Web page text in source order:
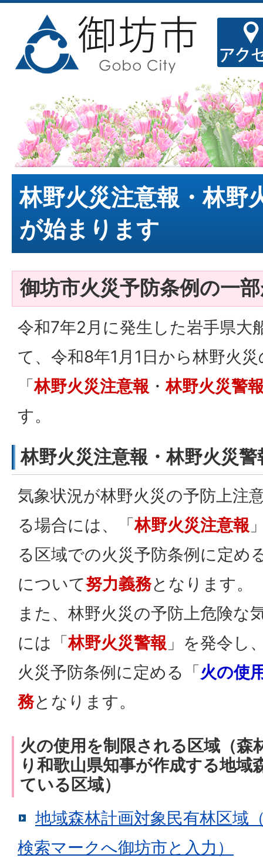
林野火災注意報・林野
が始まります
御坊市火災予防条例の一
令和7年2月に発生した岩手県大
て、令和8年1月1日から林野火
「林野火災注意報 ・林野火災警
す。
林野火災注意報・林野火災
気象状況が林野火災の予防上注
る場合には、「林野火災注意報
る区域での火災予防条例に定め
について努力義務となります。
また、林野火災の予防上危険な
には「林野火災警報 」を発令し
火災予防条例に定める「火の使
務となります。
火の使用を制限される区域（森
り和歌山県知事が作成する地域
ている区域）
地域森林計画対象民有林区域
検索マークへ御坊市と入力）